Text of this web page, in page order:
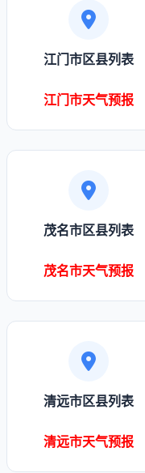
江门市区县列表
江门市天气预报
茂名市区县列表
茂名市天气预报
清远市区县列表
清远市天气预报